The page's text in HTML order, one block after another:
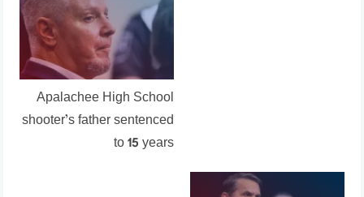
Apalachee High School
shooter’s father sentenced
to 15 years